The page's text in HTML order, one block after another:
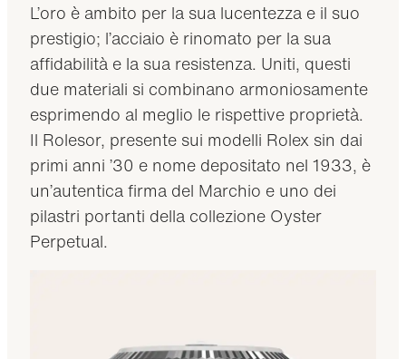
L’oro è ambito per la sua lucentezza e il suo
prestigio; l’acciaio è rinomato per la sua
affidabilità e la sua resistenza. Uniti, questi
due materiali si combinano armoniosamente
esprimendo al meglio le rispettive proprietà.
Il Rolesor, presente sui modelli Rolex sin dai
primi anni ’30 e nome depositato nel 1933, è
un’autentica firma del Marchio e uno dei
pilastri portanti della collezione Oyster
Perpetual.